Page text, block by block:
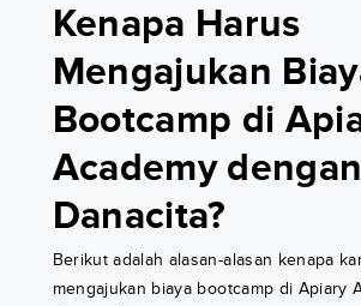
Kenapa Harus
Mengajukan
Bootcamp di
Academy dengan
Danacita?
Berikut adalah alasan-alasan kenapa
mengajukan biaya bootcamp di Apiary